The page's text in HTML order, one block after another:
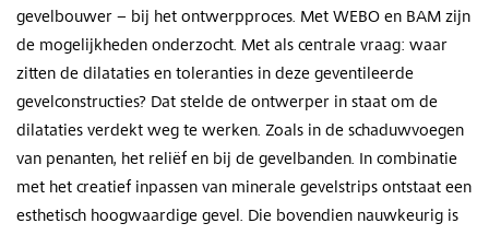
gevelbouwer – bij het ontwerpproces. Met WEBO en BAM zijn
de mogelijkheden onderzocht. Met als centrale vraag: waar
zitten de dilataties en toleranties in deze geventileerde
gevelconstructies? Dat stelde de ontwerper in staat om de
dilataties verdekt weg te werken. Zoals in de schaduwvoegen
van penanten, het reliëf en bij de gevelbanden. In combinatie
met het creatief inpassen van minerale gevelstrips ontstaat een
esthetisch hoogwaardige gevel. Die bovendien nauwkeurig is